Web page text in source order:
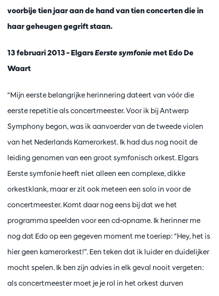
voorbije tien jaar aan de hand van tien concerten die in
haar geheugen gegrift staan.
13 februari 2013 – ElgarsEerste symfoniemet Edo De
Waart
“Mijn eerste belangrijke herinnering dateert van vóór die
eerste repetitie als concertmeester. Voor ik bij Antwerp
Symphony begon, was ik aanvoerder van de tweede violen
van het Nederlands Kamerorkest. Ik had dus nog nooit de
leiding genomen van een groot symfonisch orkest. Elgars
Eerste symfonie heeft niet alleen een complexe, dikke
orkestklank, maar er zit ook meteen een solo in voor de
concertmeester. Komt daar nog eens bij dat we het
programma speelden voor een cd-opname. Ik herinner me
nog dat Edo op een gegeven moment me toeriep: “Hey, het is
hier geen kamerorkest!”. Een teken dat ik luider en duidelijker
mocht spelen. Ik ben zijn advies in elk geval nooit vergeten:
als concertmeester moet je je rol in het orkest durven